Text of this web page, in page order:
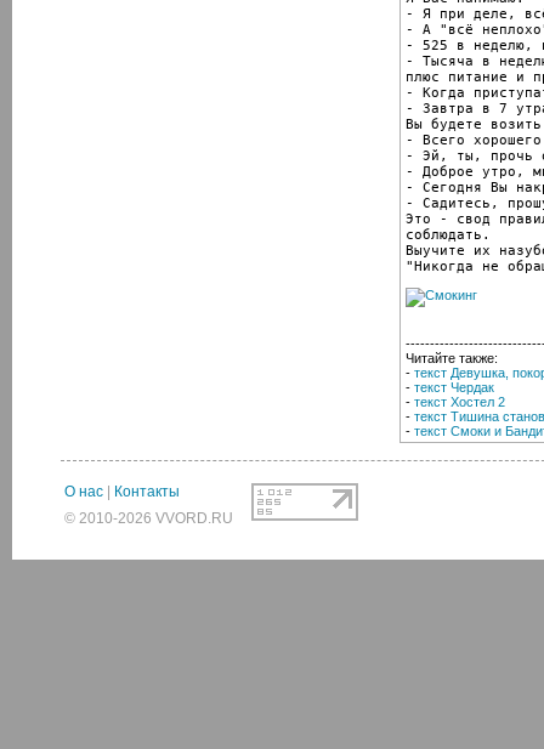
- Я при деле,
- А "всё
- 525 в неделю,
- Тысяча в
плюс питание и
- Когда
- Завтра в 7
Вы будете
- Всего
- Эй, ты, прочь
- Доброе утро,
- Сегодня Вы
- Садитесь,
Это - свод
соблюдать.
Выучите их
"Никогда не
Читайте также:
- текст Девушка,
- текст Чердак
- текст Хостел 2
- текст Тишина
- текст Смоки и
О нас
Контакты
© 2010-2026 VVORD.RU